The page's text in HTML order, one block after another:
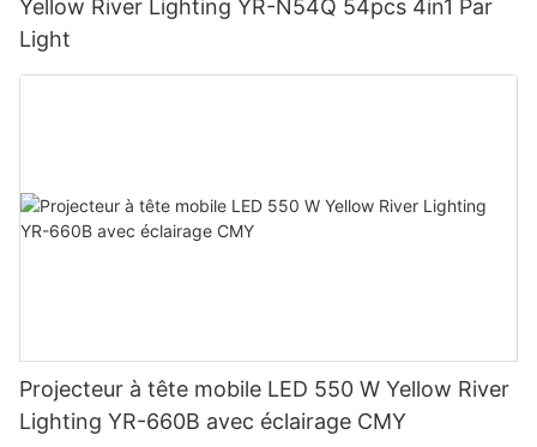
Yellow River Lighting YR-N54Q 54pcs 4in1 Par
Light
Projecteur à tête mobile LED 550 W Yellow River
Lighting YR-660B avec éclairage CMY